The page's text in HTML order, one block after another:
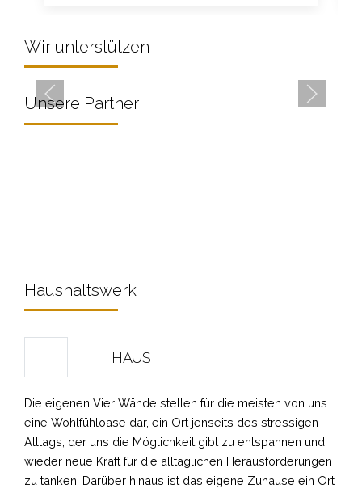
Wir unterstützenOPEN HANDS E. V.
Haushaltswerk unterstützt Familien in Not
Unsere Partner
Haushaltswerk
HAUS
Die eigenen Vier Wände stellen für die meisten von uns
eine Wohlfühloase dar, ein Ort jenseits des stressigen
Alltags, der uns die Möglichkeit gibt zu entspannen und
wieder neue Kraft für die alltäglichen Herausforderungen
zu tanken. Darüber hinaus ist das eigene Zuhause ein Ort